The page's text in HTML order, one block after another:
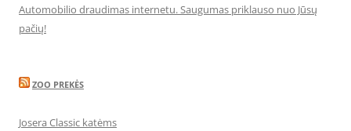
Automobilio draudimas internetu. Saugumas priklauso nuo Jūsų
pačių!
ZOO PREKĖS
Josera Classic katėms